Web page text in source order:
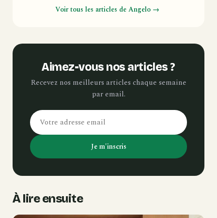
Voir tous les articles de Angelo →
Aimez-vous nos articles ?
Recevez nos meilleurs articles chaque semaine
par email.
Je m'inscris
À lire ensuite